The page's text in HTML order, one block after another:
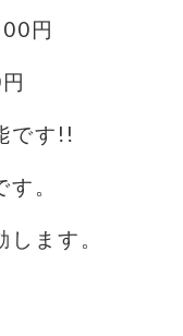
円
です!!
。
ます。